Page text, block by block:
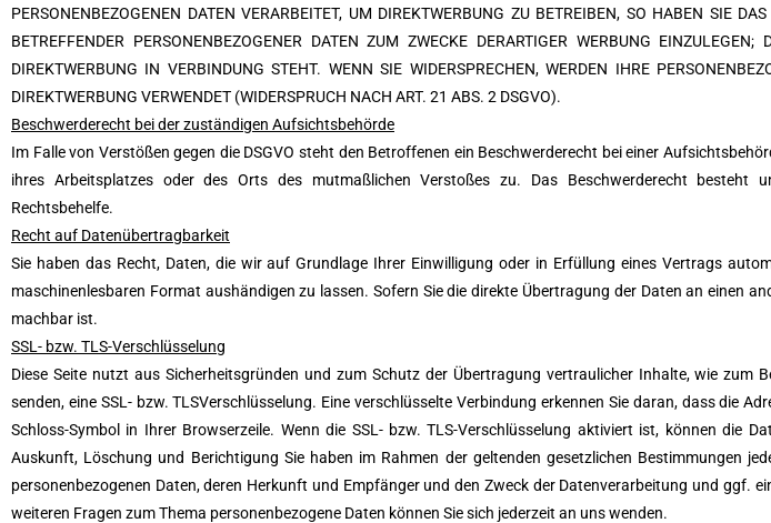
PERSONENBEZOGENEN DATEN VERARBEITET, UM DIREKTWERBUNG ZU BETREIBEN, SO HABEN SIE
BETREFFENDER PERSONENBEZOGENER DATEN ZUM ZWECKE DERARTIGER WERBUNG
DIREKTWERBUNG IN VERBINDUNG STEHT. WENN SIE WIDERSPRECHEN, WERDEN IHRE
DIREKTWERBUNG VERWENDET (WIDERSPRUCH NACH ART. 21 ABS. 2 DSGVO).
Beschwerderecht bei der zuständigen Aufsichtsbehörde
Im Falle von Verstößen gegen die DSGVO steht den Betroffenen ein Beschwerderecht bei einer
ihres Arbeitsplatzes oder des Orts des mutmaßlichen Verstoßes zu. Das Beschwerderecht besteht
Rechtsbehelfe.
Recht auf Datenübertragbarkeit
Sie haben das Recht, Daten, die wir auf Grundlage Ihrer Einwilligung oder in Erfüllung eines Vertrags
maschinenlesbaren Format aushändigen zu lassen. Sofern Sie die direkte Übertragung der Daten an einen
machbar ist.
SSL- bzw. TLS-Verschlüsselung
Diese Seite nutzt aus Sicherheitsgründen und zum Schutz der Übertragung vertraulicher Inhalte, wie zum
senden, eine SSL- bzw. TLSVerschlüsselung. Eine verschlüsselte Verbindung erkennen Sie daran, dass die
Schloss-Symbol in Ihrer Browserzeile. Wenn die SSL- bzw. TLS-Verschlüsselung aktiviert ist, können die
Auskunft, Löschung und Berichtigung Sie haben im Rahmen der geltenden gesetzlichen Bestimmungen
personenbezogenen Daten, deren Herkunft und Empfänger und den Zweck der Datenverarbeitung und ggf.
weiteren Fragen zum Thema personenbezogene Daten können Sie sich jederzeit an uns wenden.